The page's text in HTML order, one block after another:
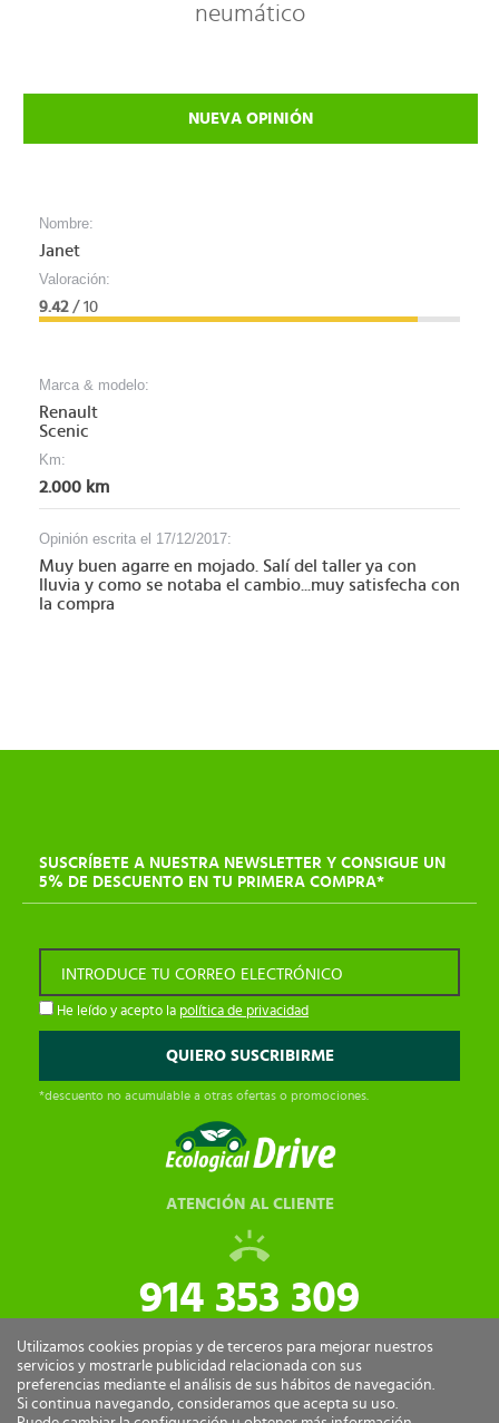
neumático
NUEVA OPINIÓN
Nombre:
Janet
Valoración:
9.42/ 10
Marca & modelo:
Renault
Scenic
Km:
2.000 km
Opinión escrita el 17/12/2017:
Muy buen agarre en mojado. Salí del taller ya con
lluvia y como se notaba el cambio...muy satisfecha con
la compra
SUSCRÍBETE A NUESTRA NEWSLETTER Y CONSIGUE UN
5% DE DESCUENTO EN TU PRIMERA COMPRA*
INTRODUCE TU CORREO ELECTRÓNICO
He leído y acepto la política de privacidad
*descuento no acumulable a otras ofertas o promociones.
ATENCIÓN AL CLIENTE
914 353 309
tiendaonline@ecologicaldrive.com
Utilizamos cookies propias y de terceros para mejorar nuestros
servicios y mostrarle publicidad relacionada con sus
preferencias mediante el análisis de sus hábitos de navegación.
Si continua navegando, consideramos que acepta su uso.